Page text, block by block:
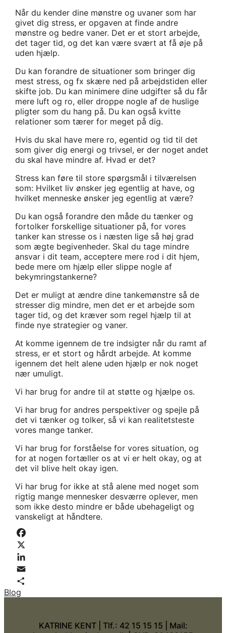
Når du kender dine mønstre og uvaner som har
givet dig stress, er opgaven at finde andre
mønstre og bedre vaner. Det er et stort arbejde,
det tager tid, og det kan være svært at få øje på
uden hjælp.
Du kan forandre de situationer som bringer dig
mest stress, og fx skære ned på arbejdstiden eller
skifte job. Du kan minimere dine udgifter så du får
mere luft og ro, eller droppe nogle af de huslige
pligter som du hang på. Du kan også kvitte
relationer som tærer for meget på dig.
Hvis du skal have mere ro, egentid og tid til det
som giver dig energi og trivsel, er der noget andet
du skal have mindre af. Hvad er det?
Stress kan føre til store spørgsmål i tilværelsen
som: Hvilket liv ønsker jeg egentlig at have, og
hvilket menneske ønsker jeg egentlig at være?
Du kan også forandre den måde du tænker og
fortolker forskellige situationer på, for vores
tanker kan stresse os i næsten lige så høj grad
som ægte begivenheder. Skal du tage mindre
ansvar i dit team, acceptere mere rod i dit hjem,
bede mere om hjælp eller slippe nogle af
bekymringstankerne?
Det er muligt at ændre dine tankemønstre så de
stresser dig mindre, men det er et arbejde som
tager tid, og det kræver som regel hjælp til at
finde nye strategier og vaner.
At komme igennem de tre indsigter når du ramt af
stress, er et stort og hårdt arbejde. At komme
igennem det helt alene uden hjælp er nok noget
nær umuligt.
Vi har brug for andre til at støtte og hjælpe os.
Vi har brug for andres perspektiver og spejle på
det vi tænker og tolker, så vi kan realitetsteste
vores mange tanker.
Vi har brug for forståelse for vores situation, og
for at nogen fortæller os at vi er helt okay, og at
det vil blive helt okay igen.
Vi har brug for ikke at stå alene med noget som
rigtig mange mennesker desværre oplever, men
som ikke desto mindre er både ubehageligt og
vanskeligt at håndtere.
Facebook
X
LinkedIn
Email
Share
Blog
KATRINE KENT | Tlf.: 42 15 15 15 | Mail: